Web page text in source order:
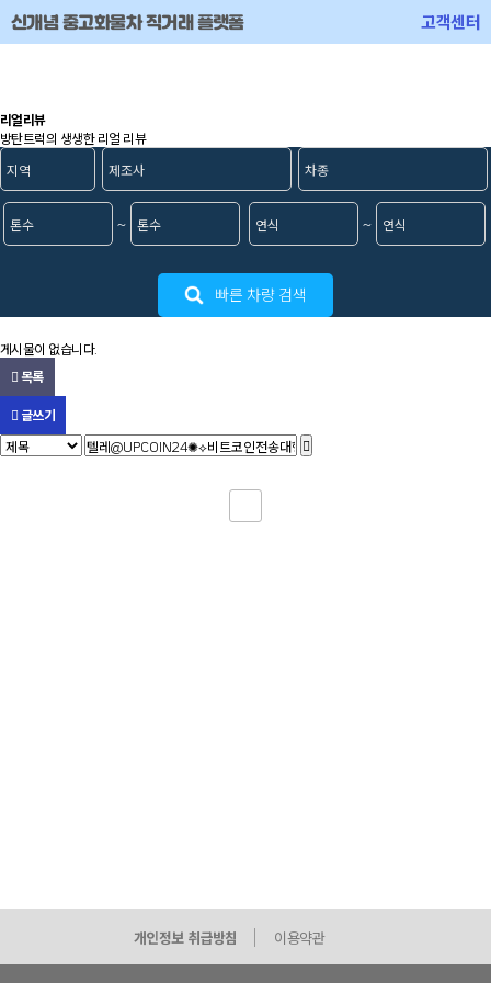
고객센터
신개념 중고화물차 직거래 플랫폼
리얼리뷰
방탄트럭의 생생한 리얼 리뷰
~ ~
빠른 차량 검색
게시물이 없습니다.
목록
글쓰기
개인정보 취급방침 이용약관